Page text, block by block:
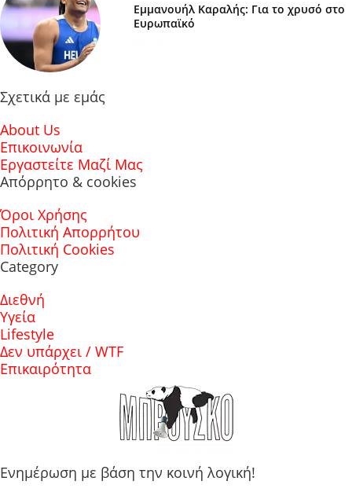
Εμμανουήλ Καραλής: Για το χρυσό στο
Ευρωπαϊκό
Σχετικά με εμάς
About Us
Επικοινωνία
Εργαστείτε Μαζί Μας
Απόρρητο & cookies
Όροι Χρήσης
Πολιτική Απορρήτου
Πολιτική Cookies
Category
Διεθνή
Υγεία
Lifestyle
Δεν υπάρχει / WTF
Επικαιρότητα
Ενημέρωση με βάση την κοινή λογική!